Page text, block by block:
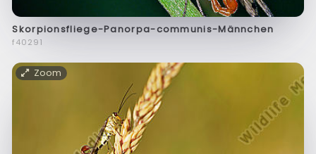
Skorpionsfliege-Panorpa-communis-Männchen
f40291
Zoom